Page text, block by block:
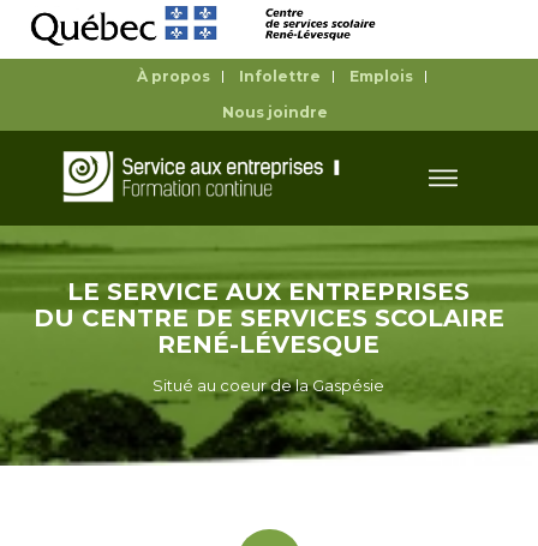
À propos Infolettre
Emplois
Nous joindre
LE SERVICE AUX ENTREPRISES
DU CENTRE DE SERVICES SCOLAIRE
RENÉ-LÉVESQUE
Situé au coeur de la Gaspésie